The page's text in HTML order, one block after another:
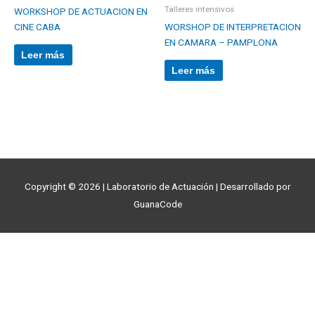
WORKSHOP DE ACTUACION EN
CINE CABA
Leer más
Talleres intensivos
WORSHOP DE INTERPRETACION
EN CAMARA – PAMPLONA
Leer más
Copyright © 2026 | Laboratorio de Actuación | Desarrollado por
GuanaCode